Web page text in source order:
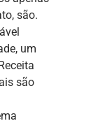
são.
um
são